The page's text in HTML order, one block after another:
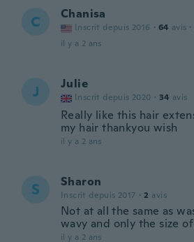
C Chanisa
Inscrit depuis 2016 · 64 avis ·
il y a 2 ans
J Julie
Inscrit depuis 2020 · 34 avis
Really like this hair
my hair thankyou wish
il y a 2 ans
S Sharon
Inscrit depuis 2017 · 2 avis
Not at all the same as
wavy and only the size
il y a 2 ans